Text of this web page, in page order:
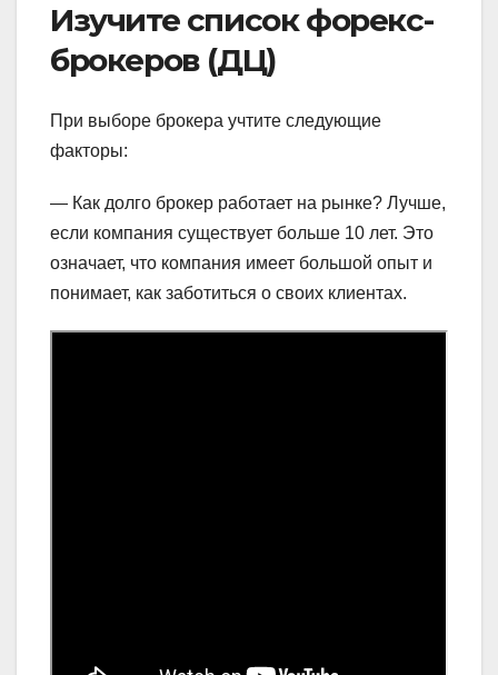
Изучите список форекс-
брокеров (ДЦ)
При выборе брокера учтите следующие
факторы:
— Как долго брокер работает на рынке? Лучше,
если компания существует больше 10 лет. Это
означает, что компания имеет большой опыт и
понимает, как заботиться о своих клиентах.